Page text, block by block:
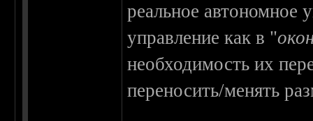
реальное автономное
управление как в "
необходимость их
переносить/менять